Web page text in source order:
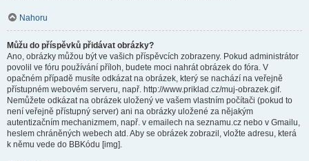
Nahoru
Můžu do příspěvků přidávat obrázky?
Ano, obrázky můžou být ve vašich příspěvcích zobrazeny. Pokud administrátor
povolil ve fóru používání příloh, budete moci nahrát obrázek do fóra. V
opačném případě musíte odkázat na obrázek, který se nachází na veřejně
přístupném webovém serveru, např. http://www.priklad.cz/muj-obrazek.gif.
Nemůžete odkázat na obrázek uložený ve vašem vlastním počítači (pokud to
není veřejně přístupný server) ani na obrázky uložené za nějakým
autentizačním mechanizmem, např. v emailech na seznamu.cz nebo v Gmailu,
heslem chráněných webech atd. Aby se obrázek zobrazil, vložte adresu, která
k němu vede do BBKódu [img].